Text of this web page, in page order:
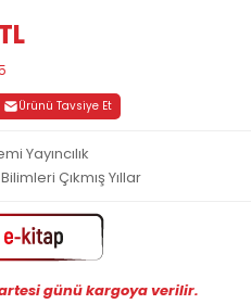
Ürünü Tavsiye Et
Yayıncılık
Çıkmış Yıllar
günü kargoya verilir.